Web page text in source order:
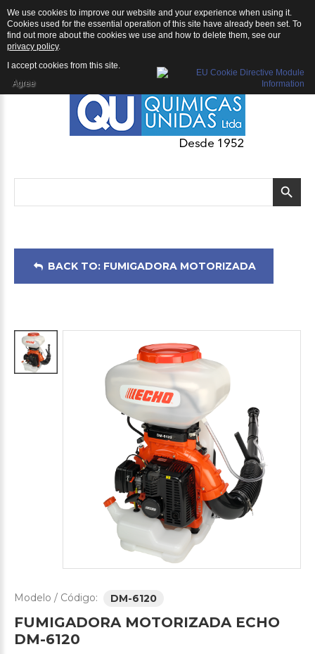
BACK TO: FUMIGADORA MOTORIZADA
Modelo / Código: DM-6120
FUMIGADORA MOTORIZADA ECHO
DM-6120
We use cookies to improve our website and your experience when using it.
Cookies used for the essential operation of this site have already been set. To
find out more about the cookies we use and how to delete them, see our
privacy policy.
I accept cookies from this site.
Agree
Fumigadora Motorizada: Fumigadora Motorizada ECHO DM-6120